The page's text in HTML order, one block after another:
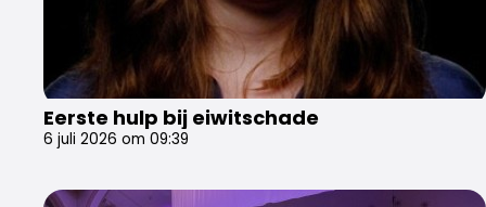
Eerste hulp bij eiwitschade
6 juli 2026 om 09:39